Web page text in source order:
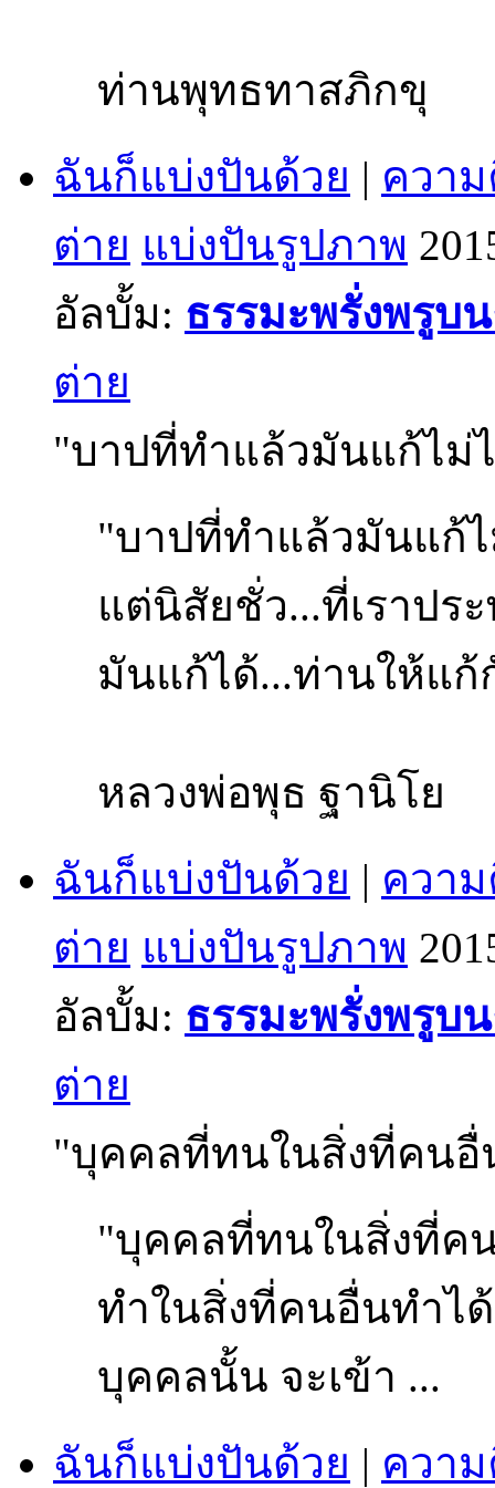
ท่านพุทธทาสภิกขุ
ฉันก็แบ่งปันด้วย | ควา
ต่าย แบ่งปันรูปภาพ
อัลบั้ม: ธรรมะพรั่งพรูบ
ต่าย
"บาปที่ทำแล้วมันแก้ไม่
"บาปที่ทำแล้วมันแก้
แต่นิสัยชั่ว...ที่เราปร
มันแก้ได้...ท่านให้แ
หลวงพ่อพุธ ฐานิโย
ฉันก็แบ่งปันด้วย | ควา
ต่าย แบ่งปันรูปภาพ
อัลบั้ม: ธรรมะพรั่งพรูบ
ต่าย
"บุคคลที่ทนในสิ่งที่คนอื่
"บุคคลที่ทนในสิ่งที่ค
ทำในสิ่งที่คนอื่นทำไ
บุคคลนั้น จะเข้า ...
ฉันก็แบ่งปันด้วย | ควา